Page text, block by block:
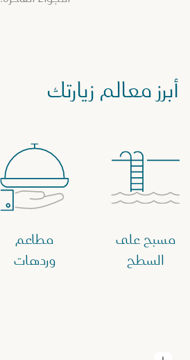
أبرز معالم زيارتك
مسبح على
السطح
مطاعم
وردهات